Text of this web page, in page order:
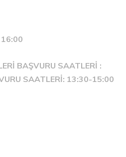
BAŞVURU SAATLERİ :
SAATLERİ: 13:30-15:00